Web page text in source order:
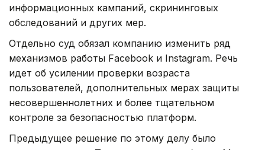
информационных кампаний, скрининговых
обследований и других мер.
Отдельно суд обязал компанию изменить ряд
механизмов работы Facebook и Instagram. Речь
идет об усилении проверки возраста
пользователей, дополнительных мерах защиты
несовершеннолетних и более тщательном
контроле за безопасностью платформ.
Предыдущее решение по этому делу было